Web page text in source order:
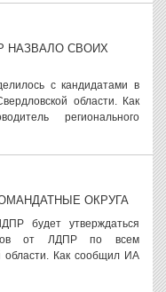
НАЗВАЛО СВОИХ
с кандидатами в
области. Как
регионального
ОКРУГА
будет утверждаться
от ЛДПР по всем
области. Как сообщил ИА